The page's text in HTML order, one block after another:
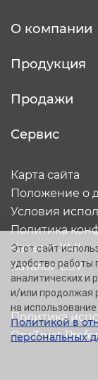
О компании
Продукция
Продажи
Сервис
Карта сайта
Положение о
Условия
Политика
Каталог XML
Каталог CSV
Политика
OneTrust
Этот сайт
удобство работы
аналитических и
и/или продолжая
на
Политикой в
персональных